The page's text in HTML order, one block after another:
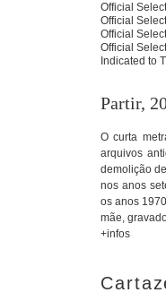
Official
Official
Official
Official
Indicated to
Partir,
O curta
arquivos
demolição
nos anos
os anos
mãe,
+infos